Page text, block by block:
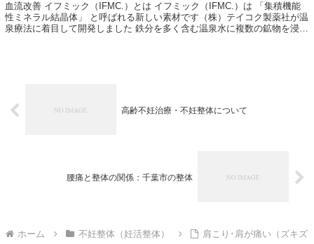
血流改善 イフミック（IFMC.）とは イフミック（IFMC.）は 「集積機能
性ミネラル結晶体」 と呼ばれる新しい素材です（株）テイコク製薬社が温
泉療法に着目して開発しました 鉄分を多く含む温泉水に複数の鉱物を浸
高齢不妊治療・不妊整体について
腰痛と整体の関係：千葉市の整体
ホーム 不妊整体（妊活整体）
肩こり･肩が痛い（ズキズ